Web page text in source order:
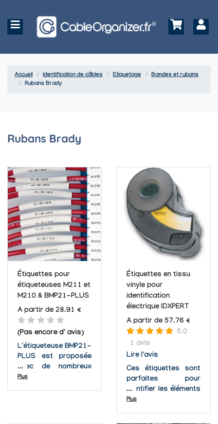
Accueil Identification de câbles Etiquetage
Bandes et rubans
Rubans Brady
Rubans Brady
Étiquettes pour
étiqueteuses M211 et
M210 & BMP21-PLUS
A partir de 28.91 €
(Pas encore d' avis)
L'étiqueteuse BMP21-
PLUS est proposée
avec de nombreux
matériaux adaptés à
Plus
Étiquettes en tissu
vinyle pour
identification
électrique IDXPERT
A partir de 57.76 €
5.0
1 avis
Lire l'avis
Ces étiquettes sont
parfaites pour
identifier les éléments
électriques. Elles sont
Plus